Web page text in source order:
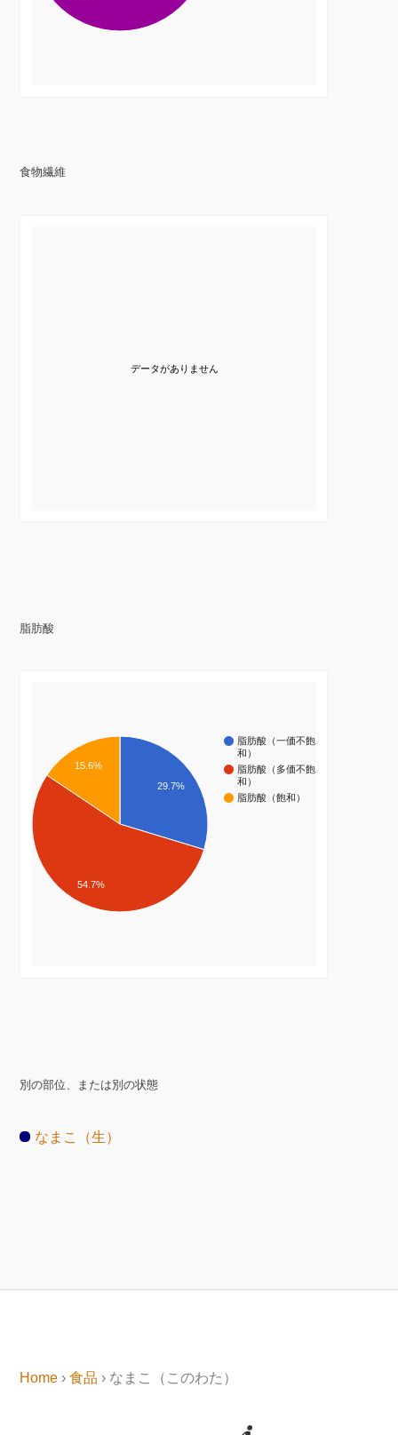
食物繊維
データがありません
脂肪酸
脂肪酸（一価不飽
和）
脂肪酸（多価不飽
和）
脂肪酸（飽和）
29.7%
15.6%
54.7%
別の部位、または別の状態
なまこ（生）
Home ›食品 › なまこ（このわた）